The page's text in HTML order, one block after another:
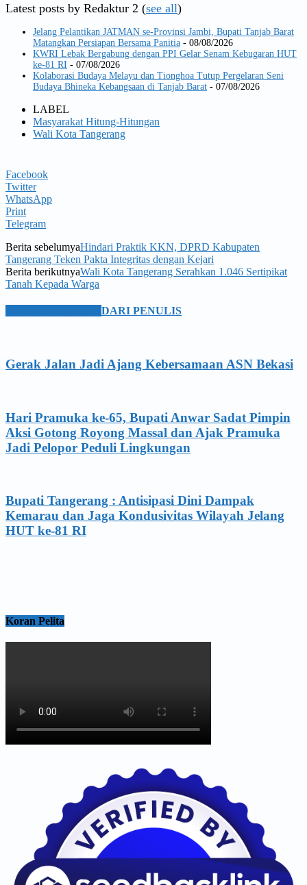
Latest posts by Redaktur 2 (see all)
Jelang Pelantikan JATMAN se-Provinsi Jambi, Bupati Tanjab Barat
Matangkan Persiapan Bersama Panitia - 08/08/2026
KWRI Lebak Bergabung dengan PPI Gelar Senam Kebugaran HUT
ke-81 RI - 07/08/2026
Kolaborasi Budaya Melayu dan Tionghoa Tutup Pergelaran Seni
Budaya Bhineka Kebangsaan di Tanjab Barat - 07/08/2026
LABEL
Masyarakat Hitung-Hitungan
Wali Kota Tangerang
Facebook
Twitter
WhatsApp
Print
Telegram
Berita sebelumyaHindari Praktik KKN, DPRD Kabupaten
Tangerang Teken Pakta Integritas dengan Kejari
Berita berikutnyaWali Kota Tangerang Serahkan 1.046 Sertipikat
Tanah Kepada Warga
DARI PENULIS
Gerak Jalan Jadi Ajang Kebersamaan ASN Bekasi
Hari Pramuka ke-65, Bupati Anwar Sadat Pimpin
Aksi Gotong Royong Massal dan Ajak Pramuka
Jadi Pelopor Peduli Lingkungan
Bupati Tangerang : Antisipasi Dini Dampak
Kemarau dan Jaga Kondusivitas Wilayah Jelang
HUT ke-81 RI
Koran Pelita